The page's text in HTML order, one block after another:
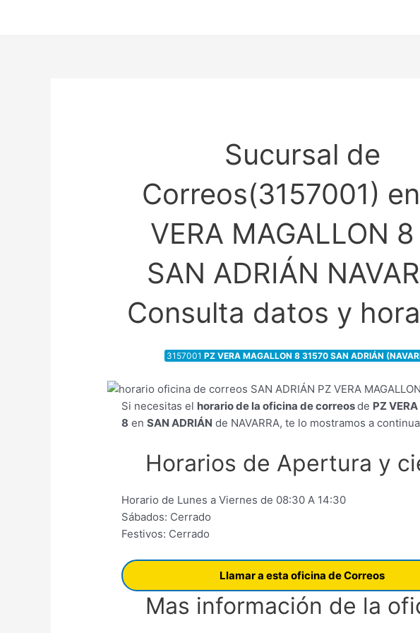
Sucursal de
Correos(3157001)
VERA MAGALLON
SAN ADRIÁN
Consulta datos y
3157001PZ VERA MAGALLON 8 31570 SAN ADRIÁN
Si necesitas el horario de la oficina de correosde PZ
8 enSAN ADRIÁN de NAVARRA, te lo mostramos a
Horarios de Apertura y
Horario de Lunes a Viernes de 08:30 A 14:30
Sábados: Cerrado
Festivos: Cerrado
Llamar a esta oficina de Correos
Mas información de la